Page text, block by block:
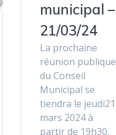
municipal –
21/03/24
La prochaine
réunion publique
du Conseil
Municipal se
tiendra le jeudi21
mars 2024 à
partir de 19h30,